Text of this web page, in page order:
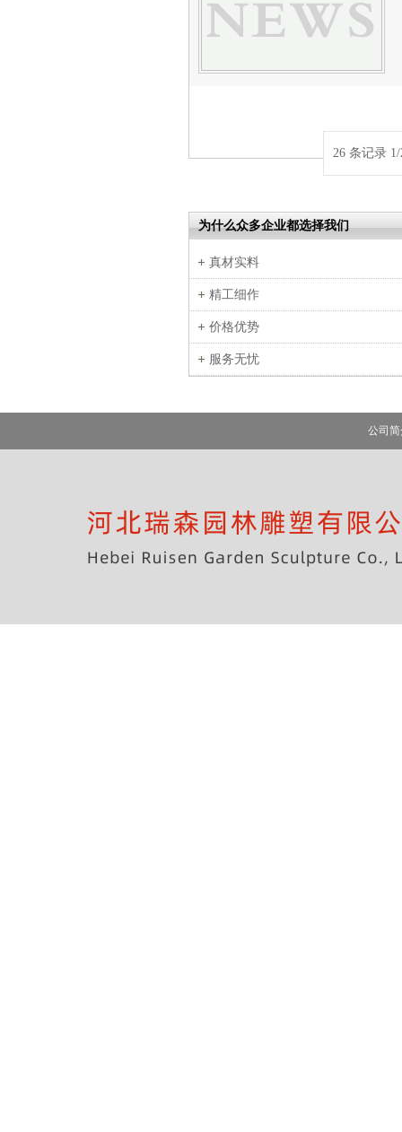
26 条记录
为什么众多企业都选择我们
真材实料
精工细作
价格优势
服务无忧
公司简